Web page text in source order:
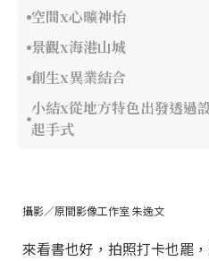
空間x心曠神怡
景觀x海港山城
創生x異業結合
小結x從地方特色出發透過
起手式
攝影／原間影像工作室 朱逸文
來看書也好，拍照打卡也罷